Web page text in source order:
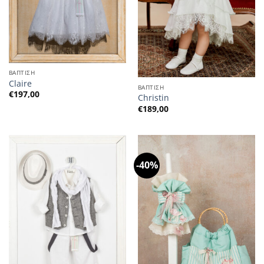
ΒΑΠΤΙΣΗ
Claire
€197,00
ΒΑΠΤΙΣΗ
Christin
€189,00
-40%